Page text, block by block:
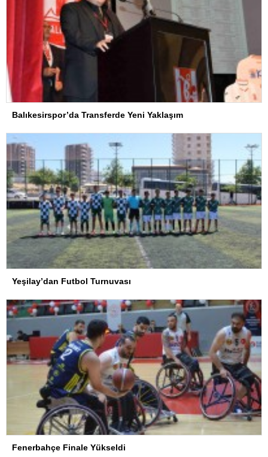
Balıkesirspor’da Transferde Yeni Yaklaşım
Yeşilay’dan Futbol Turnuvası
Fenerbahçe Finale Yükseldi